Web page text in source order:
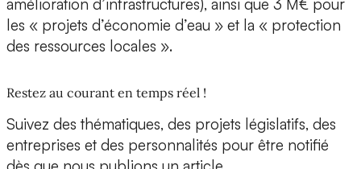
amélioration d’infrastructures), ainsi que 3 M€ pour
les « projets d’économie d’eau » et la « protection
des ressources locales ».
Restez au courant en temps réel !
Suivez des thématiques, des projets législatifs, des
entreprises et des personnalités pour être notifié